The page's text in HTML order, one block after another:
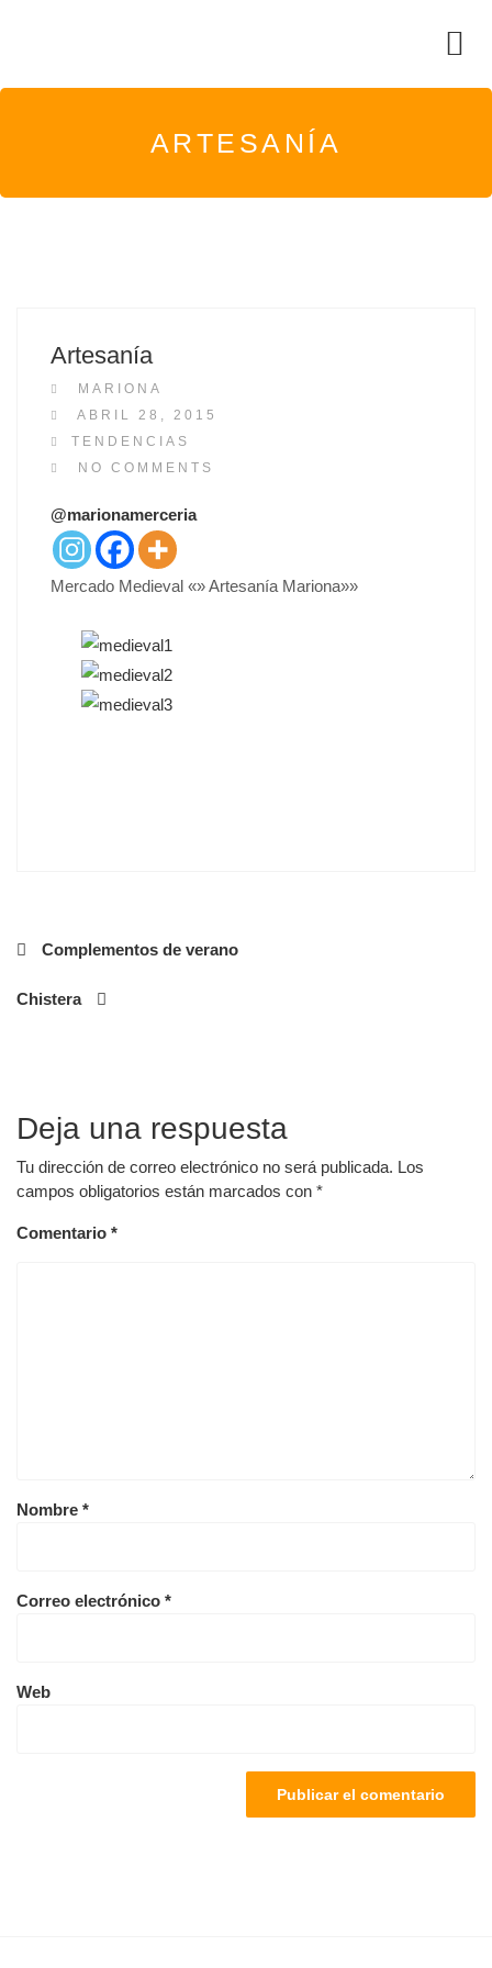
ARTESANÍA
Artesanía
MARIONA
P
O
S
E
D
O
ABRIL 28, 2015
TENDENCIAS
NO COMMENTS
@marionamerceria
Mercado Medieval «» Artesanía Mariona»»
Navegación
de
Complementos de verano
Chistera
Deja una respuesta
Tu dirección de correo electrónico no será publicada. Los
campos obligatorios están marcados con *
Comentario *
Nombre *
Correo electrónico *
Web